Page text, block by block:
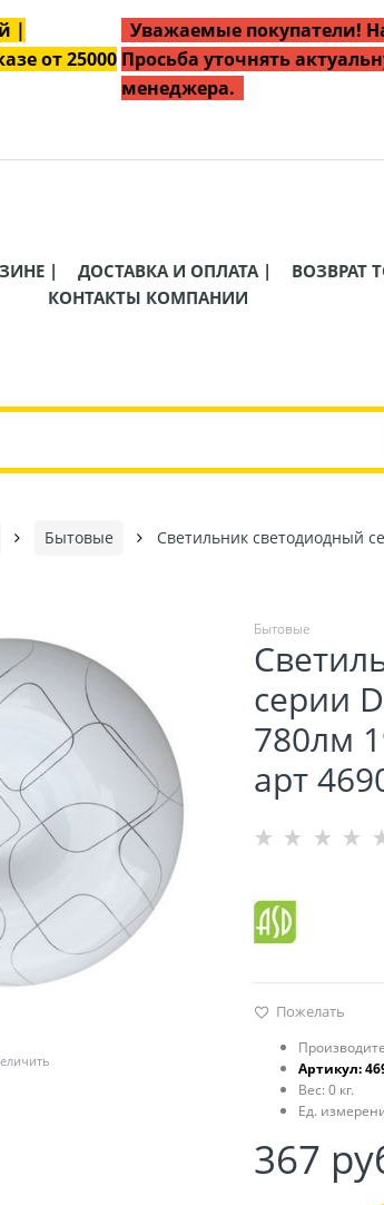
|
от 25000
Уважаемые покупатели!
Просьба уточнять
менеджера.
| ДОСТАВКА И ОПЛАТА |
ВОЗВРАТ
КОНТАКТЫ КОМПАНИИ
Бытовые Светильник светодиодный
Бытовые
серии
780лм
арт
Пожелать
Артикул:
Вес: 0 кг.
Ед.
367